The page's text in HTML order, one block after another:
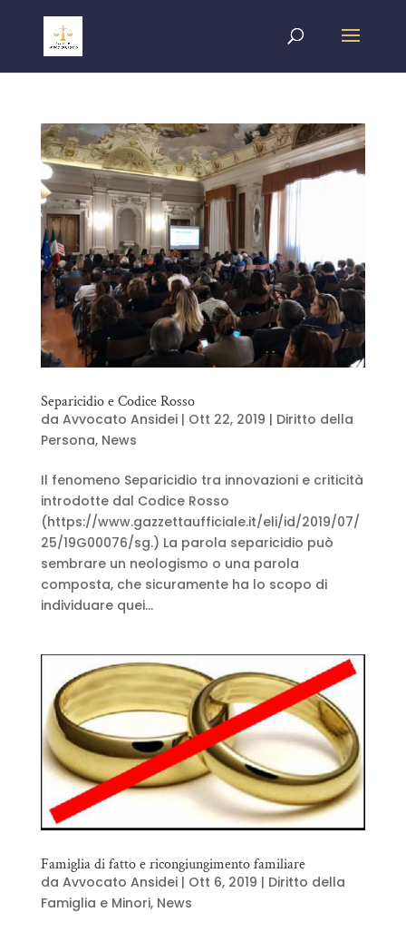
Separicidio e Codice Rosso
da Avvocato Ansidei| Ott 22, 2019 | Diritto della
Persona, News
Il fenomeno Separicidio tra innovazioni e criticità
introdotte dal Codice Rosso
(https://www.gazzettaufficiale.it/eli/id/2019/07/
25/19G00076/sg.) La parola separicidio può
sembrare un neologismo o una parola
composta, che sicuramente ha lo scopo di
individuare quei...
Famiglia di fatto e ricongiungimento familiare
da Avvocato Ansidei| Ott 6, 2019 | Diritto della
Famiglia e Minori, News